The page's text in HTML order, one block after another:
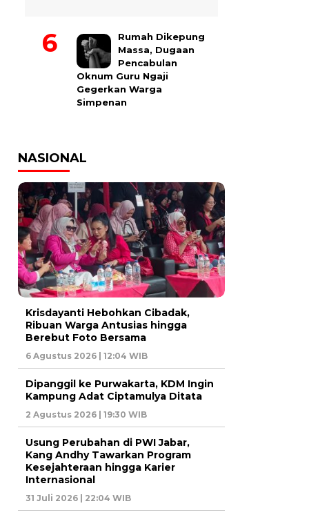
Rumah Dikepung
Massa, Dugaan
Pencabulan
Oknum Guru Ngaji
Gegerkan Warga
Simpenan
NASIONAL
Krisdayanti Hebohkan Cibadak,
Ribuan Warga Antusias hingga
Berebut Foto Bersama
6 Agustus 2026 | 12:04 WIB
Dipanggil ke Purwakarta, KDM Ingin
Kampung Adat Ciptamulya Ditata
2 Agustus 2026 | 19:30 WIB
Usung Perubahan di PWI Jabar,
Kang Andhy Tawarkan Program
Kesejahteraan hingga Karier
Internasional
31 Juli 2026 | 22:04 WIB